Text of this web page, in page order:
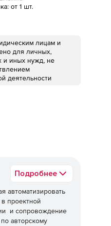
от 1 шт.
лицам и
для личных,
и иных нужд, не
деятельности
Подробнее
автоматизировать
проектной
и сопровождение
авторскому